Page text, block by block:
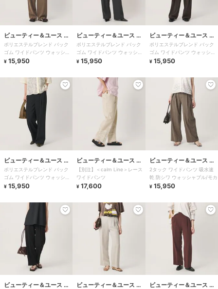
ビューティー＆ユース ユ
ナイテッドアローズ
ポリエステルブレンド バック
ゴム ワイドパンツ ウォッシャ
ブル 吸水速乾 防シワ
¥ 15,950
ビューティー＆ユース ユ
ナイテッドアローズ
ポリエステルブレンド バック
ゴム ワイドパンツ ウォッシャ
ブル 吸水速乾 防シワ
¥ 15,950
ビューティー＆ユース ユ
ナイテッドアローズ
ポリエステルブレンド バック
ゴム ワイドパンツ ウォッシャ
ブル 吸水速乾 防シワ
¥ 15,950
ビューティー＆ユース ユ
ナイテッドアローズ
ポリエステルブレンド バック
ゴム ワイドパンツ ウォッシャ
ブル 吸水速乾 防シワ
¥ 15,950
ビューティー＆ユース ユ
ナイテッドアローズ
【別注】＜calm Line＞レース
ワイドパンツ
¥ 17,600
ビューティー＆ユース ユ
ナイテッドアローズ
2タック ワイドパンツ 吸水速
乾 防シワ ウォッシャブル/モカ
¥ 15,950
ビューティー＆ユース ユ
ビューティー＆ユース ユ
ビューティー＆ユース ユ